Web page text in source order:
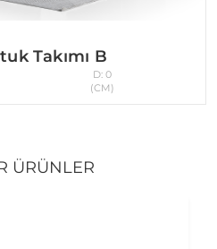
Takımı B
D: 0
(CM)
ÜRÜNLER